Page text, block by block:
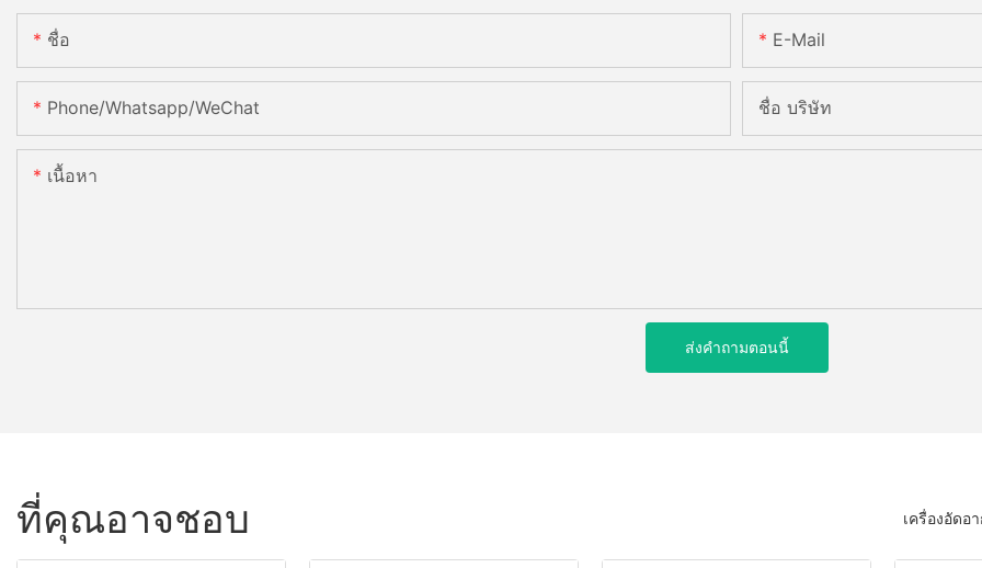
ชื่อ E-Mail
Phone/Whatsapp/WeChat ชื่อ บริษัท
เนื้อหา
ส่งคำถามตอนนี้
ที่คุณอาจชอบ เครื่องอัดอ